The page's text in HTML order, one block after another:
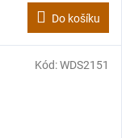
Do košíku
Kód:WDS2151